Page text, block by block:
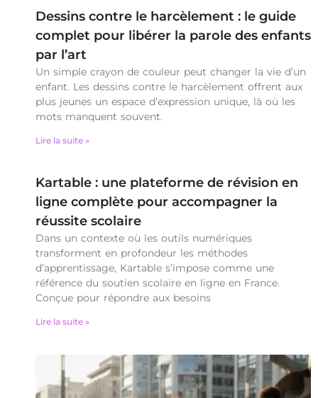
Dessins contre le harcèlement : le guide
complet pour libérer la parole des enfants
par l’art
Un simple crayon de couleur peut changer la vie d’un
enfant. Les dessins contre le harcèlement offrent aux
plus jeunes un espace d’expression unique, là où les
mots manquent souvent.
Lire la suite »
Kartable : une plateforme de révision en
ligne complète pour accompagner la
réussite scolaire
Dans un contexte où les outils numériques
transforment en profondeur les méthodes
d’apprentissage, Kartable s’impose comme une
référence du soutien scolaire en ligne en France.
Conçue pour répondre aux besoins
Lire la suite »